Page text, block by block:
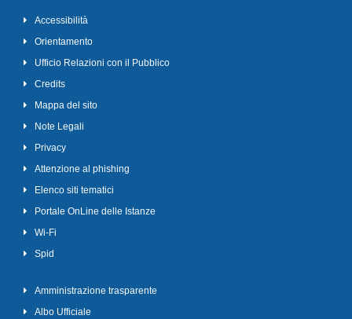
Accessibilità
Orientamento
Ufficio Relazioni con il Pubblico
Credits
Mappa del sito
Note Legali
Privacy
Attenzione al phishing
Elenco siti tematici
Portale OnLine delle Istanze
Wi-Fi
Spid
Amministrazione trasparente
Albo Ufficiale